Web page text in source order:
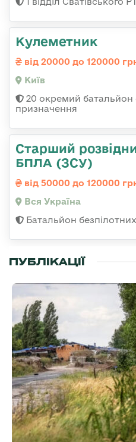
Кулеметник
від 20000 до 120000
Київ
20 окремий батальйон
призначення
Старший
БПЛА (ЗСУ)
від 50000 до 120000
Вся Україна
Батальйон
ПУБЛІКАЦІЇ